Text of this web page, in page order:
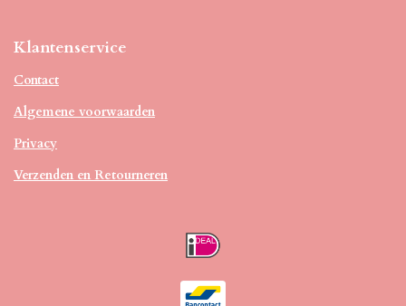
Klantenservice
Contact
Algemene voorwaarden
Privacy
Verzenden en Retourneren